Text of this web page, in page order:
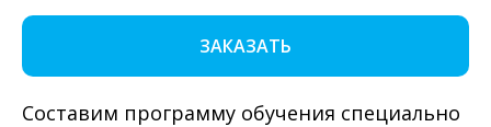
ЗАКАЗАТЬ
Составим программу обучения специально